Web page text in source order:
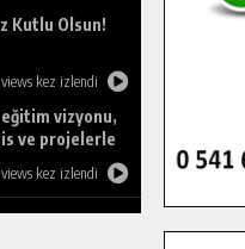
Kutlu Olsun!
views kez izlendi
eğitim vizyonu,
ve projelerle
views kez izlendi